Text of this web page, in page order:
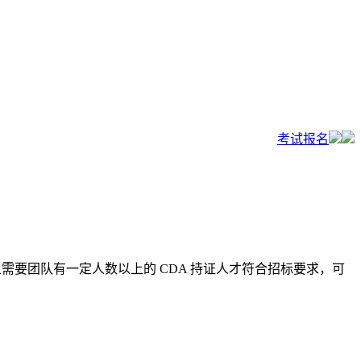
考试报名
要团队有一定人数以上的 CDA 持证人才符合招标要求，可